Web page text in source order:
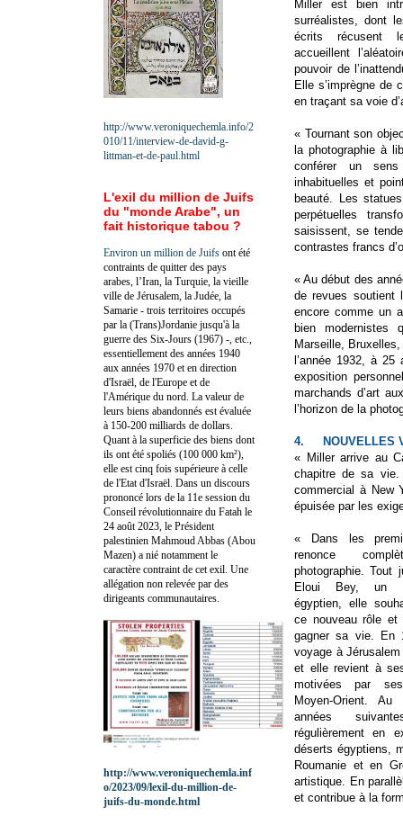
Miller est bien
surréalistes, dont
écrits récusent
accueillent
pouvoir de
Elle s’imprègne de
en traçant sa voie
« Tournant son
la photographie à
conférer un sens
inhabituelles et
beauté. Les
perpétuelles
saisissent, se
contrastes francs
« Au début des
de revues soutient
encore comme un
bien modernistes
Marseille,
l’année 1932, à
exposition
marchands d’art
l’horizon de la
4.
NOUVELLES
« Miller arrive au
chapitre de sa
commercial à New
épuisée par les
« Dans les
renonce
photographie. Tout
Eloui Bey, un
égyptien, elle
ce nouveau rôle et
gagner sa vie. En
voyage à
et elle revient à
motivées par
Moyen-Orient.
années
régulièrement en
déserts égyptiens,
Roumanie et en
artistique. En
et contribue à la
http://www.veroniquechemla.info/2
010/11/interview-de-david-g-
littman-et-de-paul.html
L'exil du million de Juifs
du "monde Arabe", un
fait historique tabou ?
Environ un million de Juifs ont été
contraints de quitter des pays
arabes, l’Iran, la Turquie, la vieille
ville de Jérusalem, la Judée, la
Samarie - trois territoires occupés
par la (Trans)Jordanie jusqu'à la
guerre des Six-Jours (1967) -, etc.,
essentiellement des années 1940
aux années 1970 et en direction
d'Israël, de l'Europe et de
l'Amérique du nord. La valeur de
leurs biens abandonnés est évaluée
à 150-200 milliards de dollars.
Quant à la superficie des biens dont
ils ont été spoliés (100 000 km²),
elle est cinq fois supérieure à celle
de l'Etat d'Israël. Dans un discours
prononcé lors de la 11e session du
Conseil révolutionnaire du Fatah le
24 août 2023, le Président
palestinien Mahmoud Abbas (Abou
Mazen) a nié notamment le
caractère contraint de cet exil. Une
allégation non relevée par des
dirigeants communautaires.
http://www.veroniquechemla.inf
o/2023/09/lexil-du-million-de-
juifs-du-monde.html